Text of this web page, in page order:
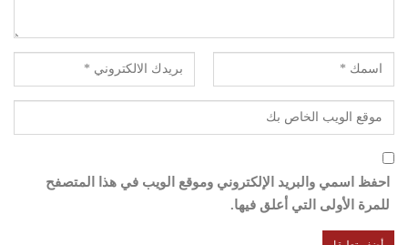
احفظ اسمي والبريد الإلكتروني وموقع الويب في هذا المتصفح
للمرة الأولى التي أعلق فيها.